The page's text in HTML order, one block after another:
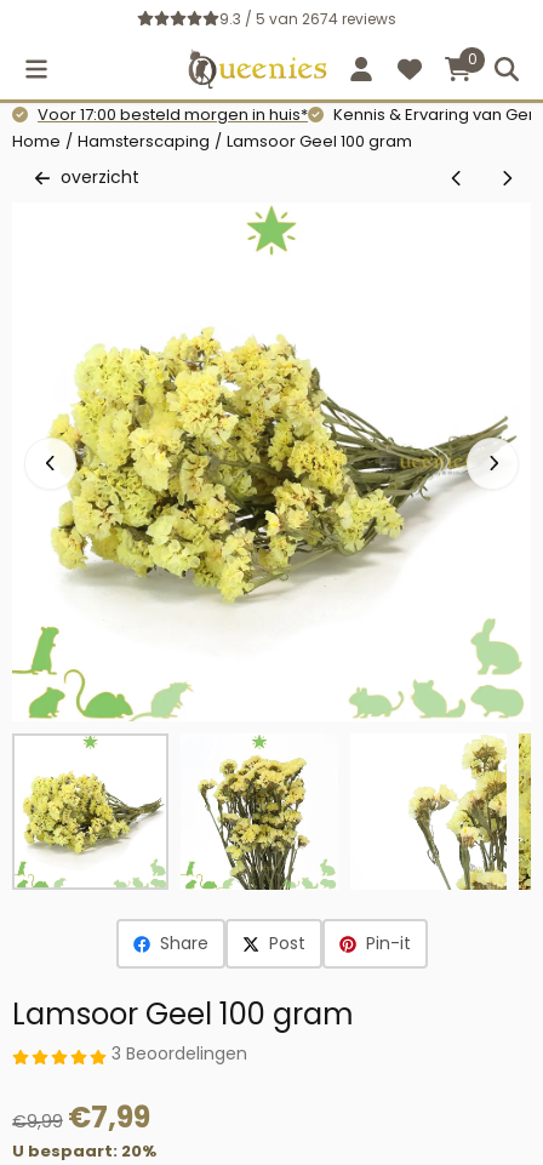
Cookievoorkeuren zijn momenteel gesloten.
9.3 / 5 van 2674reviews
0
Voor 17:00 besteld morgen in huis*
Kennis & Ervaring van
Home / Hamsterscaping / Lamsoor Geel 100 gram
overzicht
Share Post Pin-it
Lamsoor Geel 100 gram
3 Beoordelingen
€9,99 €7,99
U bespaart: 20%